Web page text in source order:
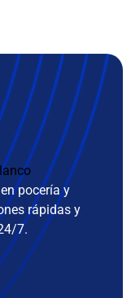
pocería y
rápidas y
7.